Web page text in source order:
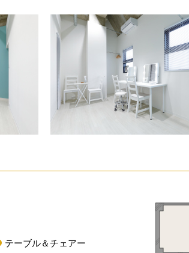
テーブル＆チェアー